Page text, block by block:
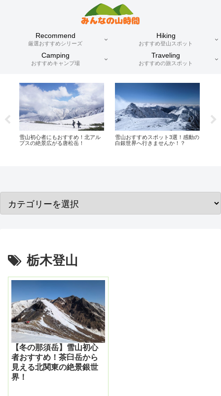
Recommend
厳選おすすめシリーズ
Hiking
おすすめ登山スポット
Camping
おすすめキャンプ場
Traveling
おすすめの旅スポット
雪山おすすめスポット3選！感動の
白銀世界へ行きませんか！？
【御嶽山 -長野日帰り登山- 】登山
初心者も登れる活火山！富士山に
栃木登山
【冬の那須岳】雪山初心
者おすすめ！茶臼岳から
見える北関東の絶景銀世
界！